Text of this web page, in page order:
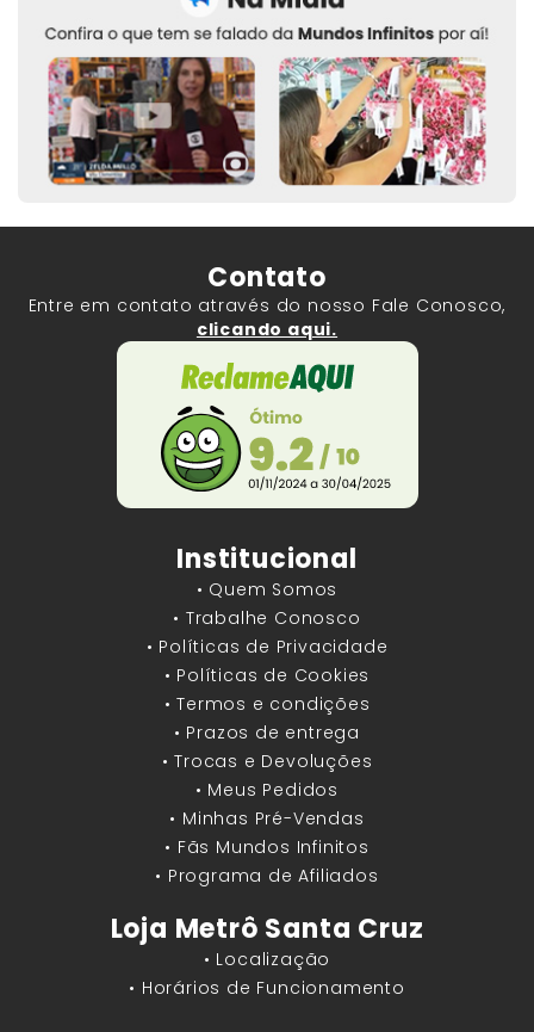
Contato
Entre em contato através do nosso Fale Conosco,
clicando aqui.
Institucional
• Quem Somos
• Trabalhe Conosco
• Políticas de Privacidade
• Políticas de Cookies
• Termos e condições
• Prazos de entrega
• Trocas e Devoluções
• Meus Pedidos
• Minhas Pré-Vendas
• Fãs Mundos Infinitos
• Programa de Afiliados
Loja Metrô Santa Cruz
• Localização
• Horários de Funcionamento